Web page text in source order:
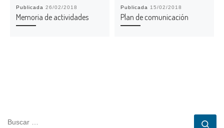
Publicada 26/02/2018
Memoria de actividades
Publicada 15/02/2018
Plan de comunicación
BUSCAR